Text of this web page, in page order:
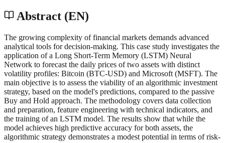
Abstract (EN)
The growing complexity of financial markets demands advanced
analytical tools for decision-making. This case study investigates the
application of a Long Short-Term Memory (LSTM) Neural
Network to forecast the daily prices of two assets with distinct
volatility profiles: Bitcoin (BTC-USD) and Microsoft (MSFT). The
main objective is to assess the viability of an algorithmic investment
strategy, based on the model's predictions, compared to the passive
Buy and Hold approach. The methodology covers data collection
and preparation, feature engineering with technical indicators, and
the training of an LSTM model. The results show that while the
model achieves high predictive accuracy for both assets, the
algorithmic strategy demonstrates a modest potential in terms of risk-